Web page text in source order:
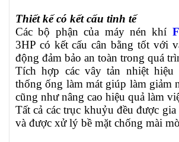
Thiết kế có kết cấu tinh tế
Các bộ phận của máy nén khí
3HP có kết cấu cân bằng tốt với
động đảm bảo an toàn trong quá
Tích hợp các vây tản nhiệt hiệu
thống ống làm mát giúp làm giảm
cũng như nâng cao hiệu quả làm
Tất cả các trục khuỷu đều được
và được xử lý bề mặt chống mài